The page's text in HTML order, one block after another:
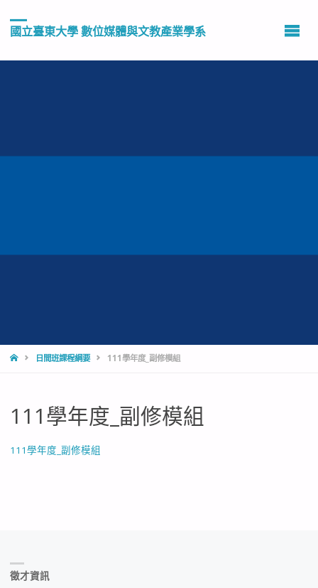
國立臺東大學 數位媒體與文教產業學系
HOME日間班課程綱要 111學年度_副修模組
111學年度_副修模組
111學年度_副修模組
徵才資訊